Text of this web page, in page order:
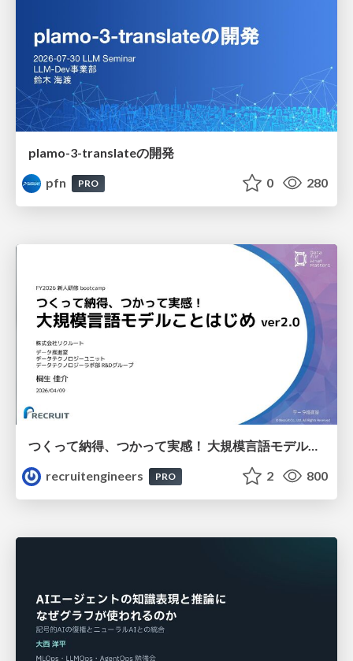
plamo-3-translateの開発
pfn
PRO 0 280
つくって納得、つかって実感！ 大規模言語モデルことはじめ ver2.0
recruitengineers
PRO 2 800